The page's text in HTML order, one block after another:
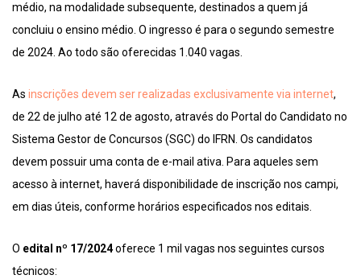
médio, na modalidade subsequente, destinados a quem já
concluiu o ensino médio. O ingresso é para o segundo semestre
de 2024. Ao todo são oferecidas 1.040 vagas.
As inscrições devem ser realizadas exclusivamente via internet,
de 22 de julho até 12 de agosto, através do Portal do Candidato no
Sistema Gestor de Concursos (SGC) do IFRN. Os candidatos
devem possuir uma conta de e-mail ativa. Para aqueles sem
acesso à internet, haverá disponibilidade de inscrição nos campi,
em dias úteis, conforme horários especificados nos editais.
O edital nº 17/2024oferece 1 mil vagas nos seguintes cursos
técnicos: